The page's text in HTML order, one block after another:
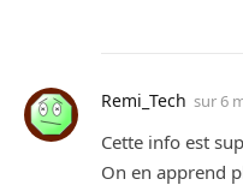
Remi_Tech sur6
Cette info est
On en apprend